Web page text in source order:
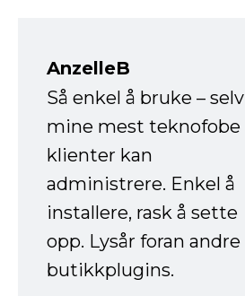
AnzelleB
Så enkel å bruke – selv
mine mest teknofobe
klienter kan
administrere. Enkel å
installere, rask å sette
opp. Lysår foran andre
butikkplugins.